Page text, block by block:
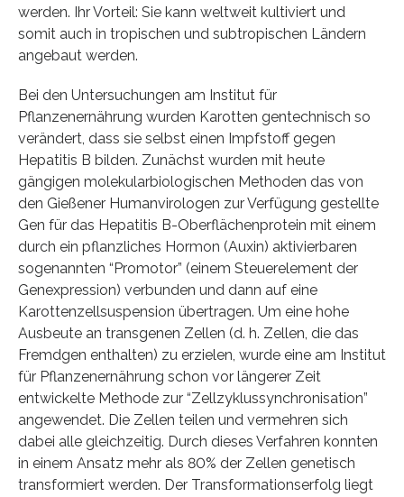
werden. Ihr Vorteil: Sie kann weltweit kultiviert und
somit auch in tropischen und subtropischen Ländern
angebaut werden.
Bei den Untersuchungen am Institut für
Pflanzenernährung wurden Karotten gentechnisch so
verändert, dass sie selbst einen Impfstoff gegen
Hepatitis B bilden. Zunächst wurden mit heute
gängigen molekularbiologischen Methoden das von
den Gießener Humanvirologen zur Verfügung gestellte
Gen für das Hepatitis B-Oberflächenprotein mit einem
durch ein pflanzliches Hormon (Auxin) aktivierbaren
sogenannten “Promotor” (einem Steuerelement der
Genexpression) verbunden und dann auf eine
Karottenzellsuspension übertragen. Um eine hohe
Ausbeute an transgenen Zellen (d. h. Zellen, die das
Fremdgen enthalten) zu erzielen, wurde eine am Institut
für Pflanzenernährung schon vor längerer Zeit
entwickelte Methode zur “Zellzyklussynchronisation”
angewendet. Die Zellen teilen und vermehren sich
dabei alle gleichzeitig. Durch dieses Verfahren konnten
in einem Ansatz mehr als 80% der Zellen genetisch
transformiert werden. Der Transformationserfolg liegt